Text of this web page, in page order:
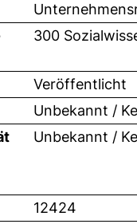
300
Veröffentlicht
Unbekannt /
Unbekannt /
12424